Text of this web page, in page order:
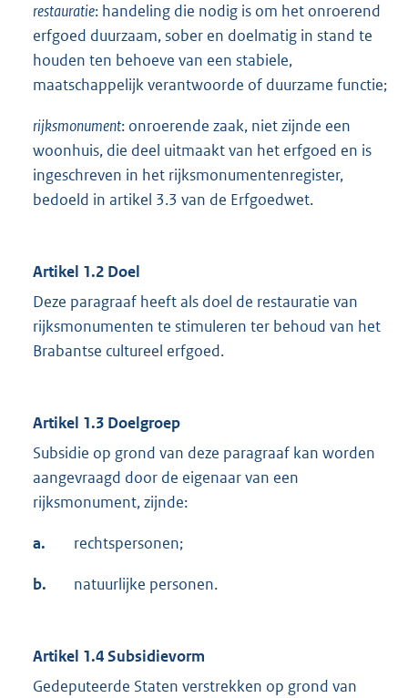
restauratie: handeling die nodig is om het onroerend
erfgoed duurzaam, sober en doelmatig in stand te
houden ten behoeve van een stabiele,
maatschappelijk verantwoorde of duurzame functie;
rijksmonument: onroerende zaak, niet zijnde een
woonhuis, die deel uitmaakt van het erfgoed en is
ingeschreven in het rijksmonumentenregister,
bedoeld in artikel 3.3 van de Erfgoedwet.
Artikel 1.2 Doel
Deze paragraaf heeft als doel de restauratie van
rijksmonumenten te stimuleren ter behoud van het
Brabantse cultureel erfgoed.
Artikel 1.3 Doelgroep
Subsidie op grond van deze paragraaf kan worden
aangevraagd door de eigenaar van een
rijksmonument, zijnde:
a. rechtspersonen;
b. natuurlijke personen.
Artikel 1.4 Subsidievorm
Gedeputeerde Staten verstrekken op grond van